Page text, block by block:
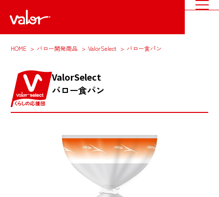
HOME バロー開発商品 ValorSelect バロー食パン
ValorSelect
バロー食パン